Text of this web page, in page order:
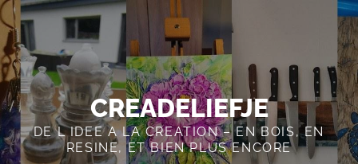
Skip
to
content
CREADELIEFJE
DE L IDEE A LA CREATION – EN BOIS, EN
RESINE, ET BIEN PLUS ENCORE